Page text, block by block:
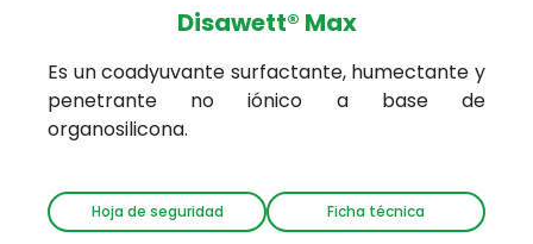
Disawett® Max
Es un coadyuvante surfactante, humectante y
penetrante no iónico a base de
organosilicona.
Hoja de seguridad Ficha técnica